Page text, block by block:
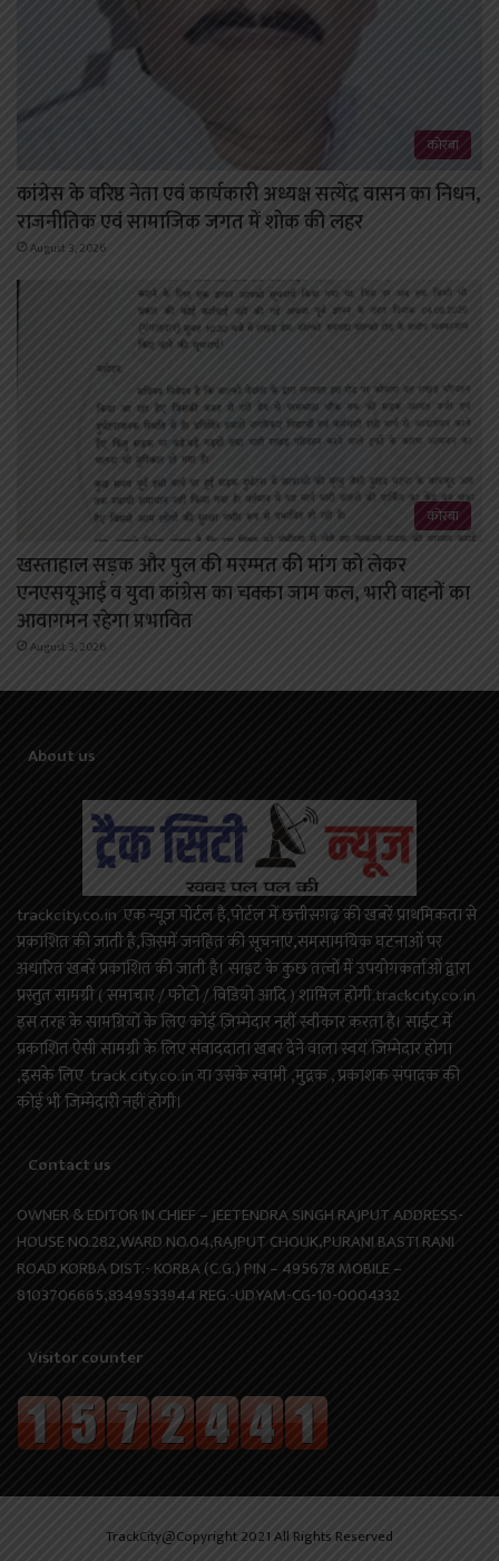
कोरबा
कांग्रेस के वरिष्ठ नेता एवं कार्यकारी अध्यक्ष सत्येंद्र वासन का निधन,
राजनीतिक एवं सामाजिक जगत में शोक की लहर
August 3, 2026
कोरबा
खस्ताहाल सड़क और पुल की मरम्मत की मांग को लेकर
एनएसयूआई व युवा कांग्रेस का चक्का जाम कल, भारी वाहनों का
आवागमन रहेगा प्रभावित
August 3, 2026
About us
trackcity.co.in एक न्यूज़ पोर्टल है,पोर्टल में छत्तीसगढ़ की खबरें प्राथमिकता से
प्रकाशित की जाती है,जिसमें जनहित की सूचनाएं,समसामयिक घटनाओं पर
अधारित खबरें प्रकाशित की जाती है। साइट के कुछ तत्वों में उपयोगकर्ताओं द्वारा
प्रस्तुत सामग्री ( समाचार / फोटो / विडियो आदि ) शामिल होगी.trackcity.co.in
इस तरह के सामग्रियों के लिए कोई ज़िम्मेदार नहीं स्वीकार करता है। साईट में
प्रकाशित ऐसी सामग्री के लिए संवाददाता खबर देने वाला स्वयं जिम्मेदार होगा
,इसके लिए track city.co.in या उसके स्वामी ,मुद्रक , प्रकाशक संपादक की
कोई भी जिम्मेदारी नहीं होगी।
Contact us
OWNER & EDITOR IN CHIEF – JEETENDRA SINGH RAJPUT ADDRESS-
HOUSE NO.282,WARD NO.04,RAJPUT CHOUK,PURANI BASTI RANI
ROAD KORBA DIST.- KORBA (C.G.) PIN – 495678 MOBILE –
8103706665,8349533944 REG.-UDYAM-CG-10-0004332
Visitor counter
TrackCity@Copyright 2021 All Rights Reserved